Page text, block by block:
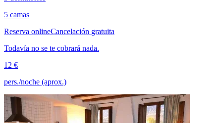
5 camas
Reserva onlineCancelación gratuita
Todavía no se te cobrará nada.
12 €
pers./noche (aprox.)